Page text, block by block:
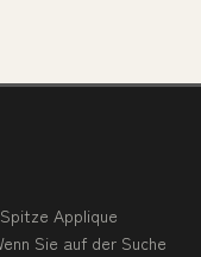
Applique
Sie auf der Suche